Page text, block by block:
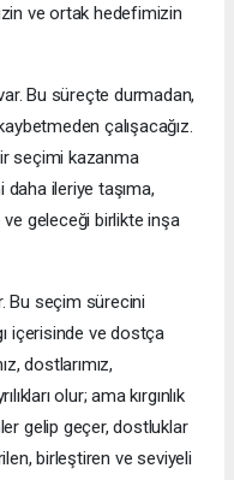
ve ortak hedefimizin
Bu süreçte durmadan,
çalışacağız.
seçimi kazanma
ileriye taşıma,
geleceği birlikte inşa
Bu seçim sürecini
içerisinde ve dostça
dostlarımız,
olur; ama kırgınlık
gelip geçer, dostluklar
birleştiren ve seviyeli